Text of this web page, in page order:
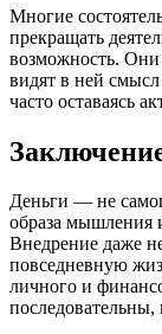
Многие
прекращать
возможность. Они
видят в ней смысл
часто оставаясь
Деньги — не
образа мышления
Внедрение даже
повседневную
личного и
последовательны,